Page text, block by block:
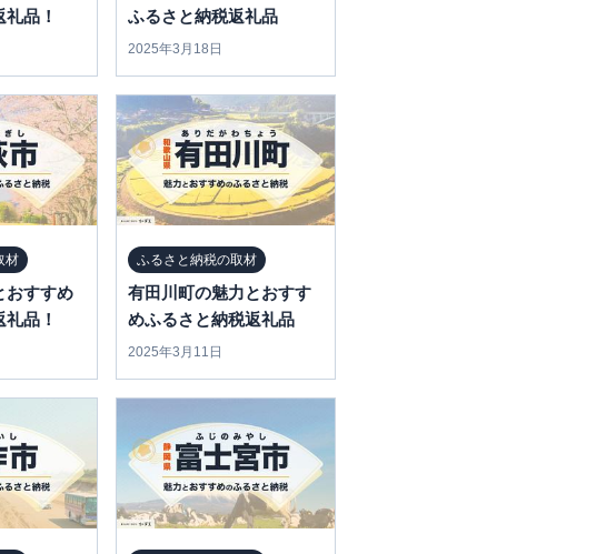
品！
ふるさと納税返礼品
2025年3月18日
材
おすすめ
品！
ふるさと納税の取材
有田川町の魅力とおすす
めふるさと納税返礼品
2025年3月11日